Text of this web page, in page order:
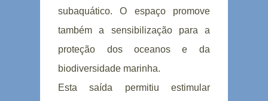
subaquático. O espaço promove
também a sensibilização para a
proteção dos oceanos e da
biodiversidade marinha.
Esta saída permitiu estimular